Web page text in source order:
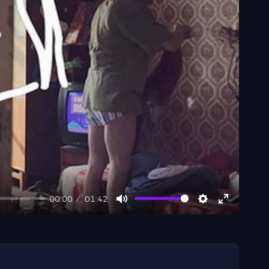
00:00 01:42
Mute Settings
Enter